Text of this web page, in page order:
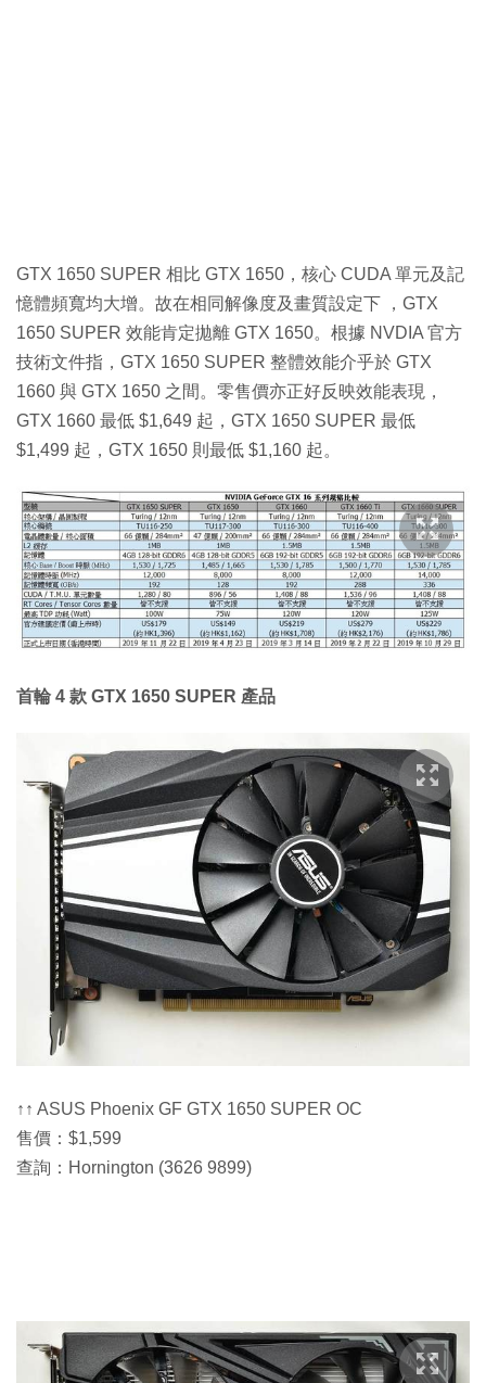
GTX 1650 SUPER 相比 GTX 1650，核心 CUDA 單元及記
憶體頻寬均大增。故在相同解像度及畫質設定下 ，GTX
1650 SUPER 效能肯定拋離 GTX 1650。根據 NVDIA 官方
技術文件指，GTX 1650 SUPER 整體效能介乎於 GTX
1660 與 GTX 1650 之間。零售價亦正好反映效能表現，
GTX 1660 最低 $1,649 起，GTX 1650 SUPER 最低
$1,499 起，GTX 1650 則最低 $1,160 起。
首輪 4 款 GTX 1650 SUPER 產品
↑↑ ASUS Phoenix GF GTX 1650 SUPER OC
售價：$1,599
查詢：Hornington (3626 9899)